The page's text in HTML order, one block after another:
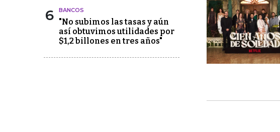
6 BANCOS
"No subimos las tasas y aún
así obtuvimos utilidades por
$1,2 billones en tres años"